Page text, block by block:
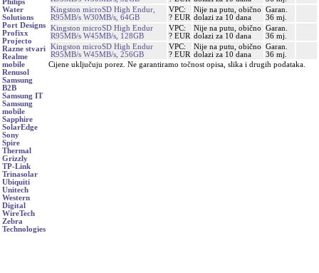
Philips
Water
Solutions
Port Designs
Profixx
Projecto
Razne stvari
Realme
mobile
Renusol
Samsung
B2B
Samsung IT
Samsung
mobile
Sapphire
SolarEdge
Sony
Spire
Thermal
Grizzly
TP-Link
Trinasolar
Ubiquiti
Unitech
Western
Digital
WireTech
Zebra
Technologies
Kingston microSD High Endur,
R95MB/s W30MB/s, 64GB
VPC:
? EUR
Nije na putu, obično
dolazi za 10 dana
Garan.
36 mj.
Kingston microSD High Endur
R95MB/s W45MB/s, 128GB
VPC:
? EUR
Nije na putu, obično
dolazi za 10 dana
Garan.
36 mj.
Kingston microSD High Endur
R95MB/s W45MB/s, 256GB
VPC:
? EUR
Nije na putu, obično
dolazi za 10 dana
Garan.
36 mj.
Cijene uključuju porez. Ne garantiramo točnost opisa, slika i drugih podataka.